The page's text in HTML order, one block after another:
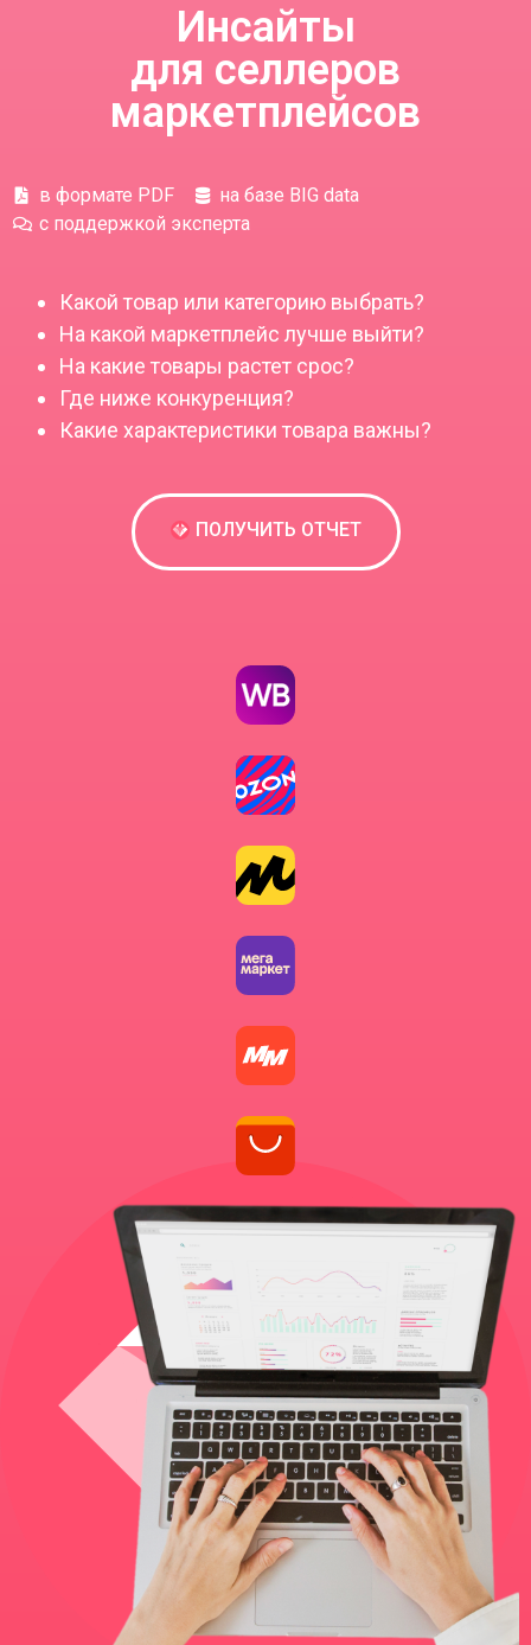
Инсайты
для селлеров
маркетплейсов
в формате PDF
на базе BIG data
с поддержкой эксперта
Какой товар или категорию выбрать?
На какой маркетплейс лучше выйти?
На какие товары растет срос?
Где ниже конкуренция?
Какие характеристики товара важны?
ПОЛУЧИТЬ ОТЧЕТ